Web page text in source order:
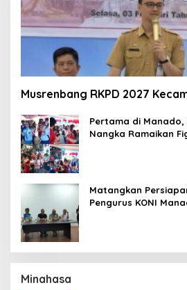
Musrenbang RKPD 2027
Pertama di
Nangka Ramaikan
Matangkan
Pengurus KONI
Minahasa